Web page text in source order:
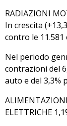
RADIAZIONI
In crescita
contro le 11.581
Nel periodo
contrazioni del
auto e del 3,3%
ELETTRICHE